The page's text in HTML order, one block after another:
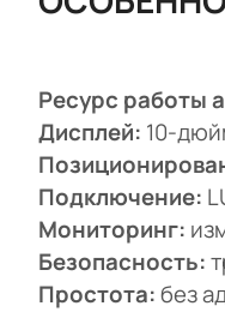
Ресурс работы
Дисплей: 10-
Подключение:
Мониторинг:
Безопасность:
Простота:без